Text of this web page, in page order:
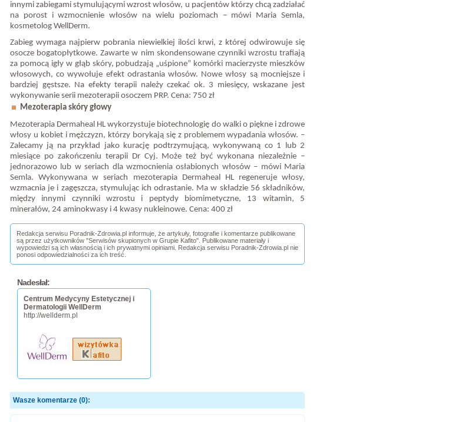
innymi zabiegami stymulującymi wzrost włosów, u pacjentów którzy chcą zadziałać
na porost i wzmocnienie włosów na wielu poziomach – mówi Maria Semla,
kosmetolog WellDerm.
Zabieg wymaga najpierw pobrania niewielkiej ilości krwi, z której odwirowuje się
osocze bogatopłytkowe. Zawarte w nim skondensowane czynniki wzrostu trafiają
za pomocą igły w głąb skóry, pobudzają „uśpione” komórki macierzyste mieszków
włosowych, co wywołuje efekt odrastania włosów. Nowe włosy są mocniejsze i
bardziej gęstsze. Na efekty terapii należy czekać ok. 3 miesięcy, wskazane jest
wykonywanie serii mezoterapii osoczem PRP. Cena: 750 zł
Mezoterapia skóry głowy
Mezoterapia Dermaheal HL wykorzystuje biotechnologię do walki o piękne i zdrowe
włosy u kobiet i mężczyzn, którzy borykają się z problemem wypadania włosów. –
Zalecamy ją na przykład jako kurację podtrzymującą, wykonywaną co 1 lub 2
miesiące po zakończeniu terapii Dr Cyj. Może też być wykonana niezależnie –
jednorazowo lub w seriach dla wzmocnienia osłabionych włosów – mówi Maria
Semla. Wykonywana w seriach mezoterapia Dermaheal HL regeneruje włosy,
wzmacnia je i zagęszcza, stymulując ich odrastanie. Ma w składzie 56 składników,
między innymi czynniki wzrostu i peptydy biomimetyczne, 13 witamin, 5
minerałów, 24 aminokwasy i 4 kwasy nukleinowe. Cena: 400 zł
Redakcja serwisu Poradnik-Zdrowia.pl informuje, że artykuły, fotografie i komentarze publikowane
są przez użytkowników "Serwisów skupionych w Grupie Kafito". Publikowane materiały i
wypowiedzi są ich własnością i ich prywatnymi opiniami. Redakcja serwisu Poradnik-Zdrowia.pl nie
ponosi odpowiedzialności za ich treść.
Nadesłał:
Centrum Medycyny Estetycznej i
Dermatologii WellDerm
http://wellderm.pl
Wasze komentarze (0):